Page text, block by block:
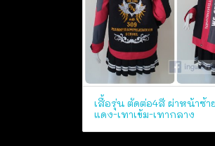
เสื้อรุ่น ตัดต่อ4สี ผ่าหน้าซ้า
แดง-เทาเข้ม-เทากลาง